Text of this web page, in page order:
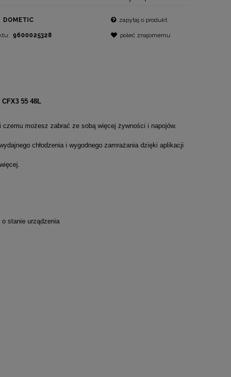
DOMETIC
9600025328
zapytaj o produkt
poleć znajomemu
CFX3 55 48L
możesz zabrać ze sobą więcej żywności i napojów.
chłodzenia i wygodnego zamrażania dzięki aplikacji
stanie urządzenia